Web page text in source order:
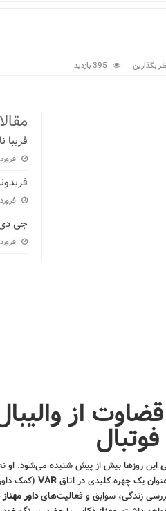
بگذارین 395 بازدید
فریبا
فروردین
فروردین
جی
فروردین
فوتبال
این روزها بیش از پیش شنیده می‌شود. او
یک چهره کلیدی در اتاقVAR (کمک
بررسی زندگی، سوابق و فعالیت‌هایداور